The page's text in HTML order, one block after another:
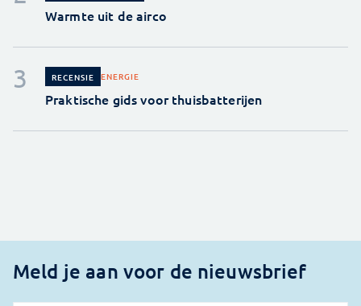
Warmte uit de airco
RECENSIE ENERGIE
Praktische gids voor thuisbatterijen
Meld je aan voor de nieuwsbrief